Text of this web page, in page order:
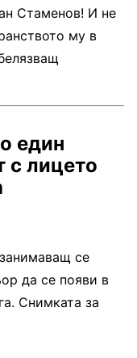
Стаменов! И не
му в
един
с лицето
се
да се появи в
Снимката за